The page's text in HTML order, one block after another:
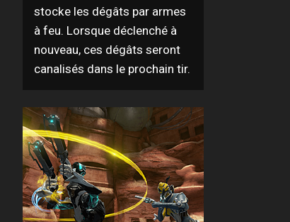
stocke les dégâts par armes
à feu. Lorsque déclenché à
nouveau, ces dégâts seront
canalisés dans le prochain tir.